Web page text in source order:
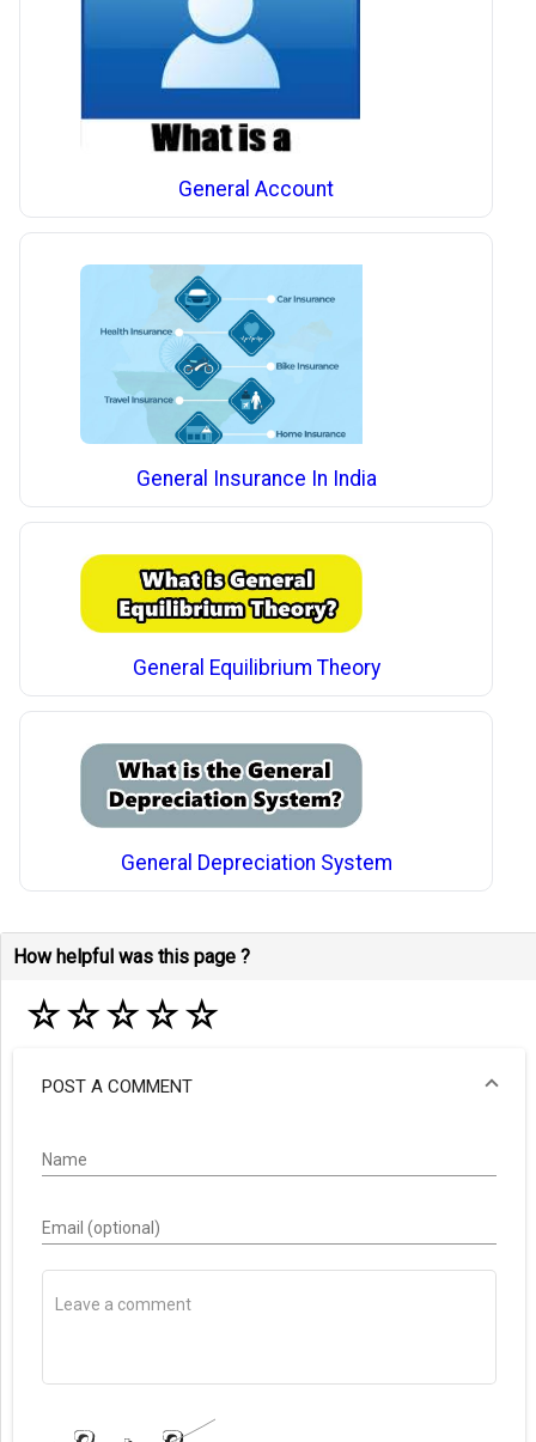
General Account
General Insurance In India
General Equilibrium Theory
General Depreciation System
How helpful was this page ?
☆☆☆☆☆
POST A COMMENT
Name
Email (optional)